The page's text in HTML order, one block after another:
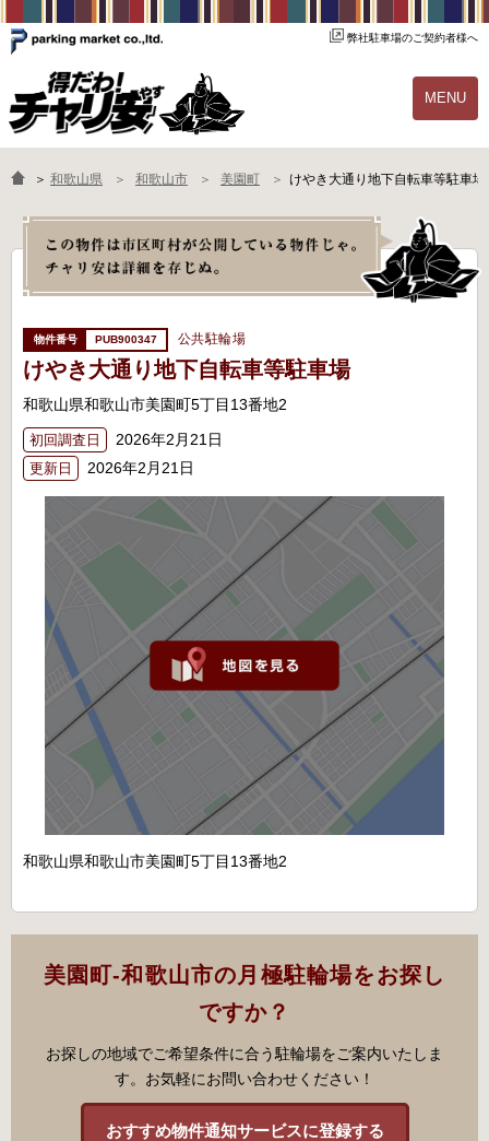
弊社駐車場のご契約者様へ
MENU
物件一覧 ご契約の流れ
よくあるご質問 駐輪場オーナー様へ
＞ 和歌山県 和歌山市 美園町 けやき大通り地下自転車等駐車場
PUB900347 公共駐輪場
けやき大通り地下自転車等駐車場
和歌山県和歌山市美園町5丁目13番地2
初回調査日 2026年2月21日
更新日 2026年2月21日
和歌山県和歌山市美園町5丁目13番地2
美園町-和歌山市の月極駐輪場をお探し
ですか？
お探しの地域でご希望条件に合う駐輪場をご案内いたしま
す。お気軽にお問い合わせください！
おすすめ物件通知サービスに登録する